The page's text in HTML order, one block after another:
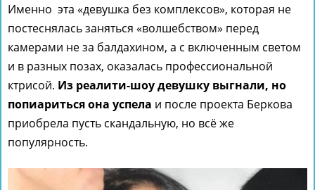
Именно эта «девушка без комплексов», которая не
постеснялась заняться «волшебством» перед
камерами не за балдахином, а с включенным светом
и в разных позах, оказалась профессиональной
ктрисой. Из реалити-шоу девушку выгнали, но
попиариться она успела и после проекта Беркова
приобрела пусть скандальную, но всё же
популярность.